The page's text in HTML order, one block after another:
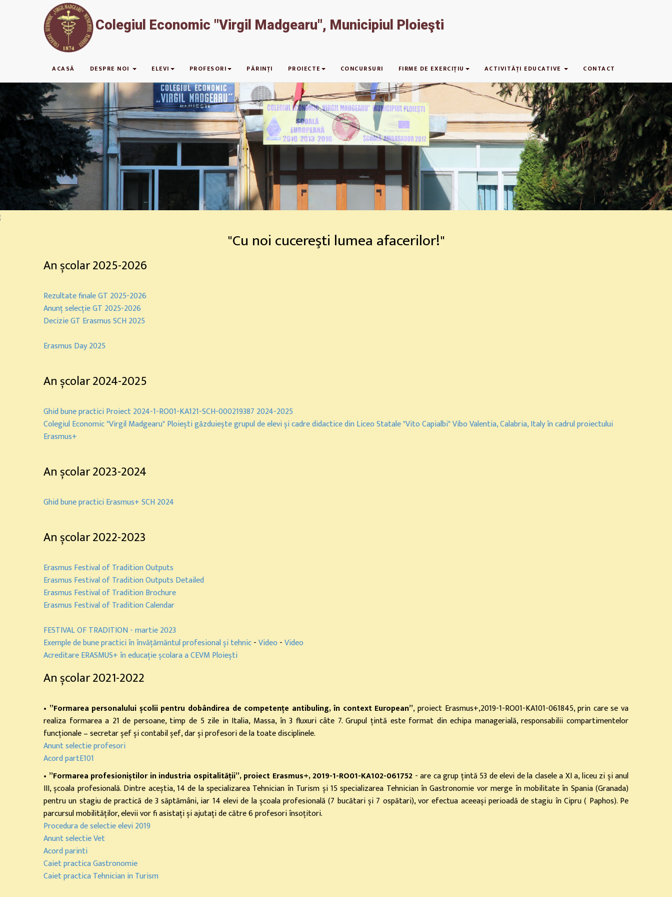
Colegiul Economic "Virgil Madgearu", Municipiul Ploieşti
ACASĂ DESPRE NOI ELEVI PROFESORI PĂRINȚI PROIECTE CONCURSURI FIRME DE EXERCIŢIU ACTIVITĂŢI EDUCATIVE CONTACT
"Cu noi cucereşti lumea afacerilor!"
An școlar 2025-2026
Rezultate finale GT 2025-2026
Anunț selecție GT 2025-2026
Decizie GT Erasmus SCH 2025
Erasmus Day 2025
An școlar 2024-2025
Ghid bune practici Proiect 2024-1-RO01-KA121-SCH-000219387 2024-2025
Colegiul Economic "Virgil Madgearu" Ploiești găzduiește grupul de elevi și cadre didactice din Liceo Statale "Vito Capialbi" Vibo Valentia, Calabria, Italy în cadrul proiectului
Erasmus+
An școlar 2023-2024
Ghid bune practici Erasmus+ SCH 2024
An școlar 2022-2023
Erasmus Festival of Tradition Outputs
Erasmus Festival of Tradition Outputs Detailed
Erasmus Festival of Tradition Brochure
Erasmus Festival of Tradition Calendar
FESTIVAL OF TRADITION - martie 2023
Exemple de bune practici în învățămăntul profesional și tehnic-Video -Video
Acreditare ERASMUS+ în educație școlara a CEVM Ploiești
An școlar 2021-2022
• ”Formarea personalului școlii pentru dobândirea de competențe antibuling, în context European”, proiect Erasmus+,2019-1-RO01-KA101-061845, prin care se va
realiza formarea a 21 de persoane, timp de 5 zile in Italia, Massa, în 3 fluxuri câte 7. Grupul țintă este format din echipa managerială, responsabilii compartimentelor
funcționale – secretar șef și contabil șef, dar și profesori de la toate disciplinele.
Anunt selectie profesori
Acord partE101
• ”Formarea profesioniștilor in industria ospitalității”, proiect Erasmus+, 2019-1-RO01-KA102-061752 - are ca grup țintă 53 de elevi de la clasele a XI a, liceu zi și anul
III, școala profesională. Dintre aceștia, 14 de la specializarea Tehnician în Turism și 15 specializarea Tehnician în Gastronomie vor merge în mobilitate în Spania (Granada)
pentru un stagiu de practică de 3 săptămâni, iar 14 elevi de la școala profesională (7 bucătari și 7 ospătari), vor efectua aceeași perioadă de stagiu în Cipru ( Paphos). Pe
parcursul mobilităților, elevii vor fi asistați și ajutați de către 6 profesori însoțitori.
Procedura de selectie elevi 2019
Anunt selectie Vet
Acord parinti
Caiet practica Gastronomie
Caiet practica Tehnician in Turism